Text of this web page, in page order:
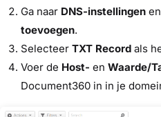
Ga naar DNS-instellingen
toevoegen.
Selecteer TXT Record als
Voer de Host- en Waarde/
Document360 in in je